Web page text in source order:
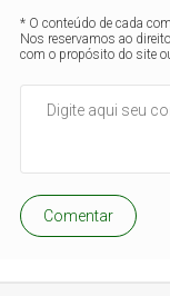
* O conteúdo de cada
Nos reservamos ao
com o propósito do site
Comentar